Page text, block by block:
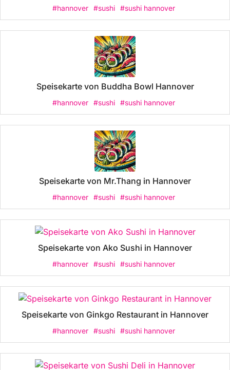
#hannover #sushi #sushi hannover
Speisekarte von Buddha Bowl Hannover
#hannover #sushi #sushi hannover
Speisekarte von Mr.Thang in Hannover
#hannover #sushi #sushi hannover
Speisekarte von Ako Sushi in Hannover
#hannover #sushi #sushi hannover
Speisekarte von Ginkgo Restaurant in Hannover
#hannover #sushi #sushi hannover